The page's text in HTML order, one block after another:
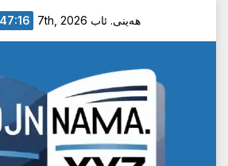
هەینی. ئاب 7th, 2026 AM